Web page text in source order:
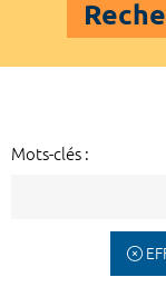
Mots-clés :